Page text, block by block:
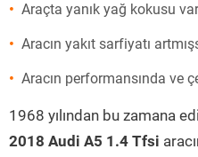
Araçta yanık yağ kokusu
Aracın yakıt sarfiyatı
Aracın performansında ve
1968 yılından bu zamana
2018 Audi A5 1.4 Tfsi